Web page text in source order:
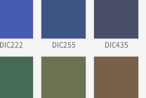
DIC222 DIC255 DIC435